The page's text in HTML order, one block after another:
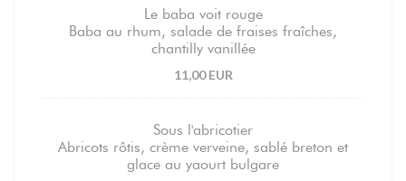
Le baba voit rouge
Baba au rhum, salade de fraises fraîches,
chantilly vanillée
11,00 EUR
Sous l'abricotier
Abricots rôtis, crème verveine, sablé breton et
glace au yaourt bulgare